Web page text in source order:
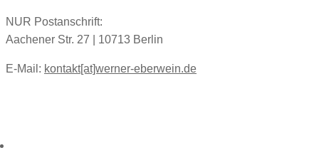
NUR Postanschrift:
Aachener Str. 27 | 10713 Berlin
E-Mail: kontakt[at]werner-eberwein.de